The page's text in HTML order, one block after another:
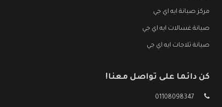
مركز صيانة ايه اي جي
صيانة غسالات ايه اي جي
صيانة ثلاجات ايه اي جي
كن دائما على تواصل معنا!
01108098347